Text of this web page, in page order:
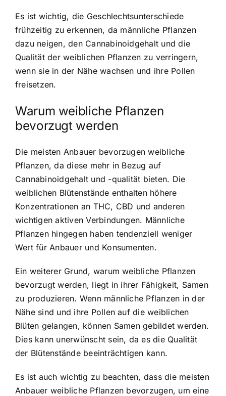
Es ist wichtig, die Geschlechtsunterschiede
frühzeitig zu erkennen, da männliche Pflanzen
dazu neigen, den Cannabinoidgehalt und die
Qualität der weiblichen Pflanzen zu verringern,
wenn sie in der Nähe wachsen und ihre Pollen
freisetzen.
Warum weibliche Pflanzen
bevorzugt werden
Die meisten Anbauer bevorzugen weibliche
Pflanzen, da diese mehr in Bezug auf
Cannabinoidgehalt und -qualität bieten. Die
weiblichen Blütenstände enthalten höhere
Konzentrationen an THC, CBD und anderen
wichtigen aktiven Verbindungen. Männliche
Pflanzen hingegen haben tendenziell weniger
Wert für Anbauer und Konsumenten.
Ein weiterer Grund, warum weibliche Pflanzen
bevorzugt werden, liegt in ihrer Fähigkeit, Samen
zu produzieren. Wenn männliche Pflanzen in der
Nähe sind und ihre Pollen auf die weiblichen
Blüten gelangen, können Samen gebildet werden.
Dies kann unerwünscht sein, da es die Qualität
der Blütenstände beeinträchtigen kann.
Es ist auch wichtig zu beachten, dass die meisten
Anbauer weibliche Pflanzen bevorzugen, um eine